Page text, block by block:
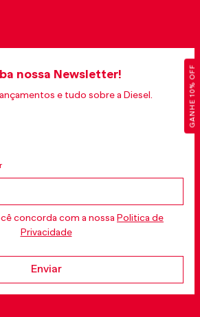
GANHE 10% OFF
nossa Newsletter!
e tudo sobre a Diesel.
concorda com a nossa Politica de
Privacidade
Enviar